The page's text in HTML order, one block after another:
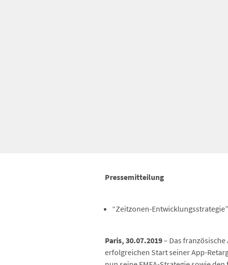
Pressemitteilung
“Zeitzonen-
Paris, 30.07.2019– Das
erfolgreichen Start seiner App-